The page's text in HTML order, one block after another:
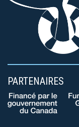
PARTENAIRES